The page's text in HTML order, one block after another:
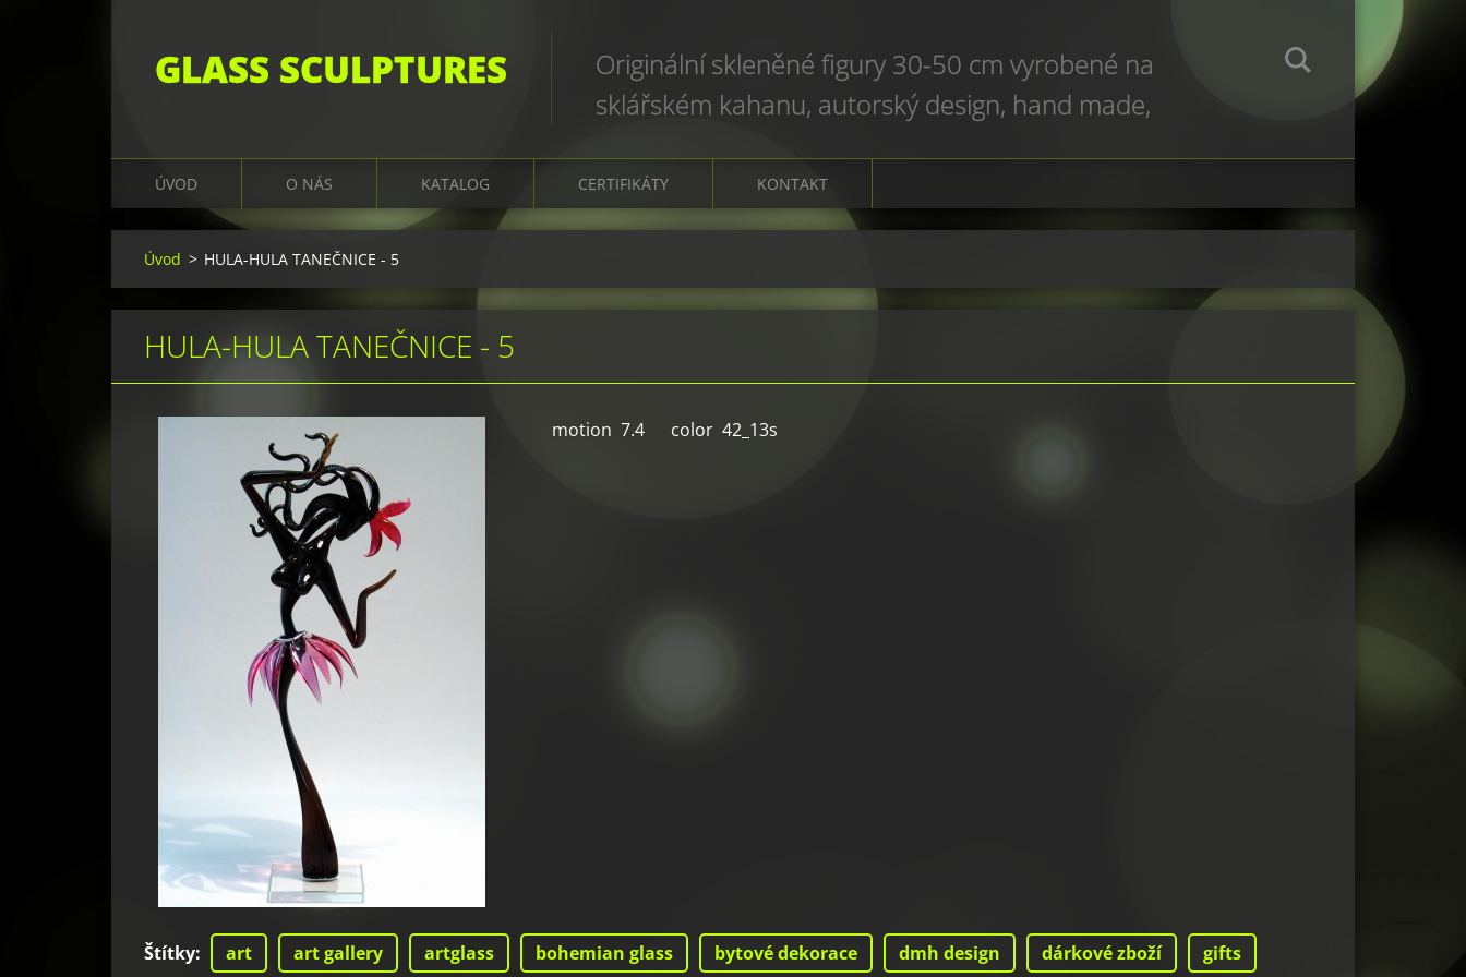
GLASS SCULPTURES
Originální skleněné figury 30-50 cm vyrobené na
sklářském kahanu, autorský design, hand made,
ÚVOD O NÁS KATALOG CERTIFIKÁTY KONTAKT
Úvod > HULA-HULA TANEČNICE - 5
HULA-HULA TANEČNICE - 5
motion 7.4 color 42_13s
Štítky: art art gallery artglass bohemian glass bytové dekorace dmh design dárkové zboží gifts